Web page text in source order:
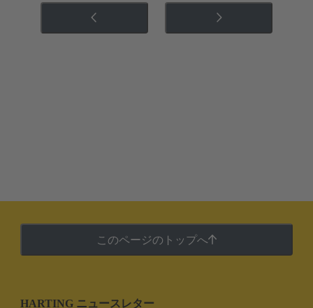
このページのトップへ
HARTING ニュースレター